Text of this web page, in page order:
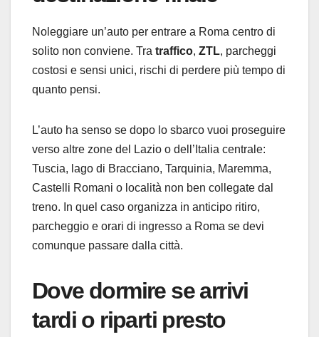
Noleggiare un’auto per entrare a Roma centro di
solito non conviene. Tra traffico, ZTL, parcheggi
costosi e sensi unici, rischi di perdere più tempo di
quanto pensi.
L’auto ha senso se dopo lo sbarco vuoi proseguire
verso altre zone del Lazio o dell’Italia centrale:
Tuscia, lago di Bracciano, Tarquinia, Maremma,
Castelli Romani o località non ben collegate dal
treno. In quel caso organizza in anticipo ritiro,
parcheggio e orari di ingresso a Roma se devi
comunque passare dalla città.
Dove dormire se arrivi
tardi o riparti presto